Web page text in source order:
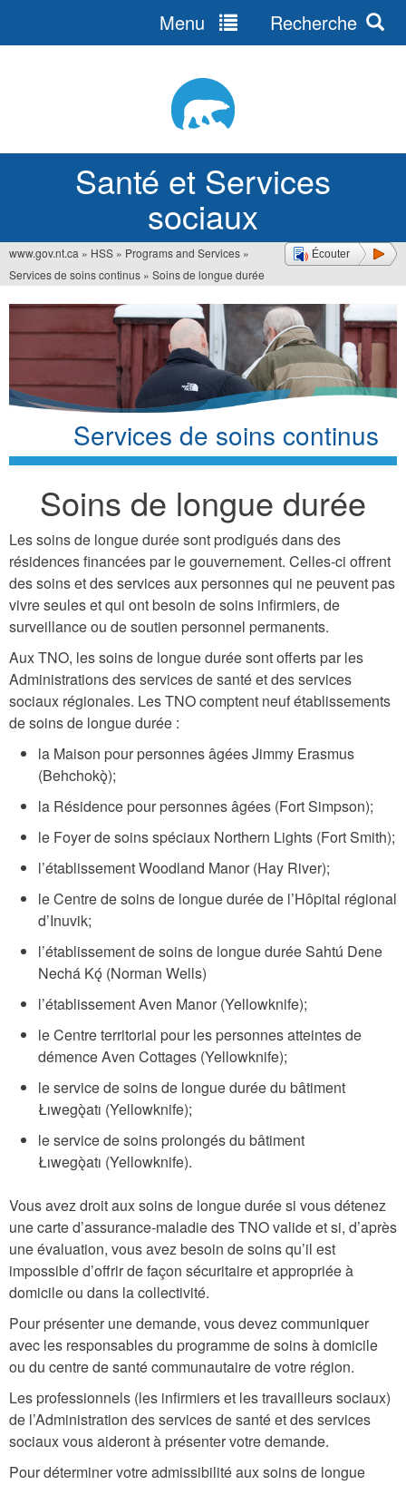
Santé et Services
sociaux
Menu Recherche
Écouter
Vous
êtes
ici
www.gov.nt.ca » HSS » Programs and Services »
Services de soins continus » Soins de longue durée
Services de soins continus
Soins de longue durée
Les soins de longue durée sont prodigués dans des
résidences financées par le gouvernement. Celles-ci offrent
des soins et des services aux personnes qui ne peuvent pas
vivre seules et qui ont besoin de soins infirmiers, de
surveillance ou de soutien personnel permanents.
Aux TNO, les soins de longue durée sont offerts par les
Administrations des services de santé et des services
sociaux régionales. Les TNO comptent neuf établissements
de soins de longue durée :
la Maison pour personnes âgées Jimmy Erasmus
(Behchokǫ̀);
la Résidence pour personnes âgées (Fort Simpson);
le Foyer de soins spéciaux Northern Lights (Fort Smith);
l’établissement Woodland Manor (Hay River);
le Centre de soins de longue durée de l’Hôpital régional
d’Inuvik;
l’établissement de soins de longue durée Sahtú Dene
Nechá Kǫ́ (Norman Wells)
l’établissement Aven Manor (Yellowknife);
le Centre territorial pour les personnes atteintes de
démence Aven Cottages (Yellowknife);
le service de soins de longue durée du bâtiment
Łıwegǫ̀atı (Yellowknife);
le service de soins prolongés du bâtiment
Łıwegǫ̀atı (Yellowknife).
Vous avez droit aux soins de longue durée si vous détenez
une carte d’assurance-maladie des TNO valide et si, d’après
une évaluation, vous avez besoin de soins qu’il est
impossible d’offrir de façon sécuritaire et appropriée à
domicile ou dans la collectivité.
Pour présenter une demande, vous devez communiquer
avec les responsables du programme de soins à domicile
ou du centre de santé communautaire de votre région.
Les professionnels (les infirmiers et les travailleurs sociaux)
de l’Administration des services de santé et des services
sociaux vous aideront à présenter votre demande.
Pour déterminer votre admissibilité aux soins de longue